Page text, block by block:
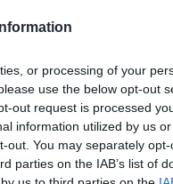
or processing of your
use the below opt-out
out request is processed
information utilized by us
out. You may separately
parties on the IAB’s list of
BADEN TV